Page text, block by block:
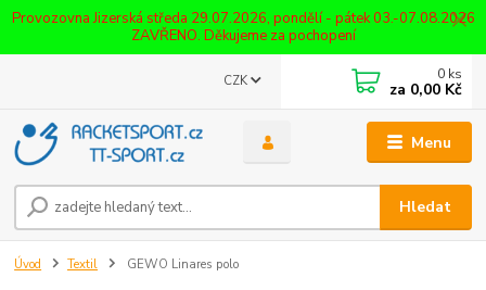
Provozovna Jizerská středa 29.07.2026, pondělí - pátek 03.-07.08.2026
ZAVŘENO. Děkujeme za pochopení
Menu
CZK
Hledat
0 ks
za 0,00 Kč
Úvod Textil GEWO Linares polo